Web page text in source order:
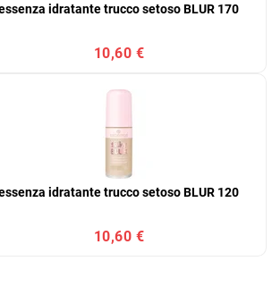
idratante trucco setoso BLUR 170
10,60 €
idratante trucco setoso BLUR 120
10,60 €